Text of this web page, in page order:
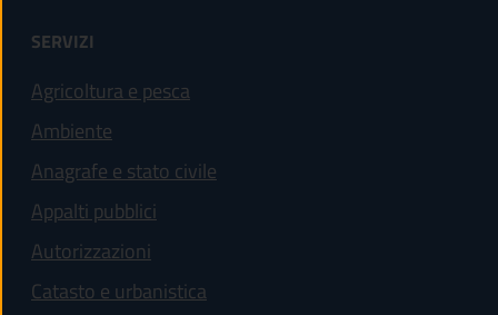
SERVIZI
Agricoltura e pesca
Ambiente
Anagrafe e stato civile
Appalti pubblici
Autorizzazioni
Catasto e urbanistica